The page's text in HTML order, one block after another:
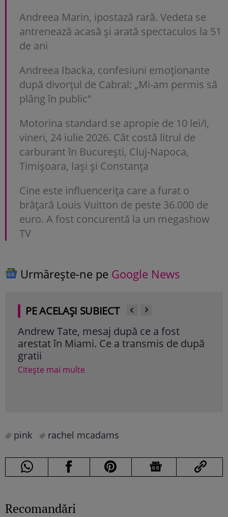
Andreea Marin, ipostază rară. Vedeta se
antrenează acasă și arată spectaculos la 51
de ani
Andreea Ibacka, confesiuni emoționante
după divorțul de Cabral: „Mi-am permis să
plâng în public”
Motorina standard se apropie de 10 lei/l,
vineri, 24 iulie 2026. Cât costă litrul de
carburant în București, Cluj-Napoca,
Timișoara, Iași și Constanța
Cine este influencerița care a furat o
brățară Louis Vuitton de peste 36.000 de
euro. A fost concurentă la un megashow
TV
Urmărește-ne pe Google News
PE ACELAȘI SUBIECT
Andrew Tate, mesaj după ce a fost
arestat în Miami. Ce a transmis de după
gratii
Citește mai multe
pink rachel mcadams
Recomandări